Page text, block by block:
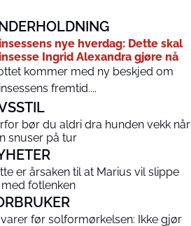
nye hverdag: Dette skal
Ingrid Alexandra gjøre nå
kommer med ny beskjed om
fremtid....
bør du aldri dra hunden vekk når
snuser på tur
er årsaken til at Marius vil slippe
fotlenken
før solformørkelsen: Ikke gjør